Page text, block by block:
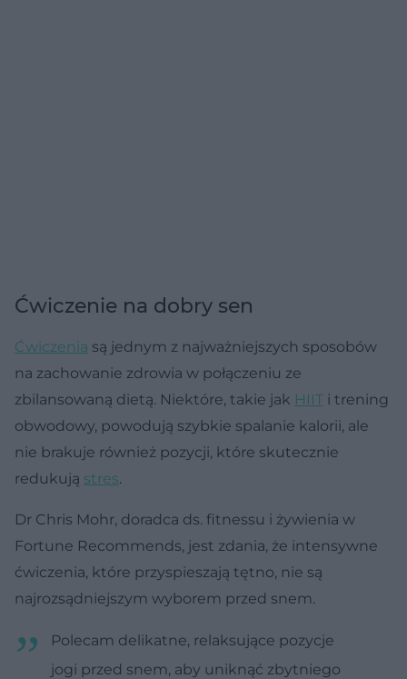
Ćwiczenie na dobry sen
Ćwiczenia są jednym z najważniejszych sposobów
na zachowanie zdrowia w połączeniu ze
zbilansowaną dietą. Niektóre, takie jak HIIT i trening
obwodowy, powodują szybkie spalanie kalorii, ale
nie brakuje również pozycji, które skutecznie
redukują stres.
Dr Chris Mohr, doradca ds. fitnessu i żywienia w
Fortune Recommends, jest zdania, że intensywne
ćwiczenia, które przyspieszają tętno, nie są
najrozsądniejszym wyborem przed snem.
Polecam delikatne, relaksujące pozycje
jogi przed snem, aby uniknąć zbytniego